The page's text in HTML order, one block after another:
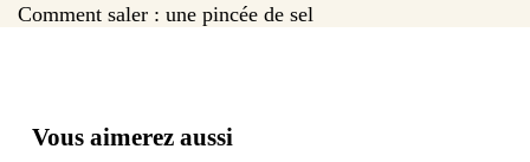
Comment saler : une pincée de sel
Vous aimerez aussi